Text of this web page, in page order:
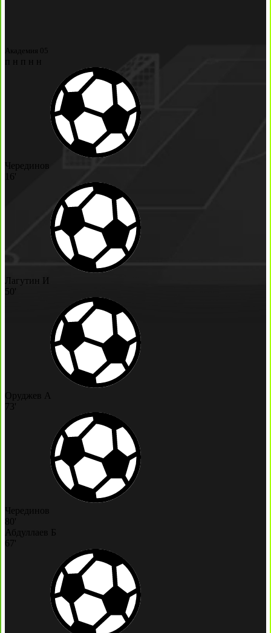
Академия 05
п н п н н
Черединов
16'
Лагутин И
50'
Оруджев А
73'
Черединов
80'
Абдуллаев Б
67'